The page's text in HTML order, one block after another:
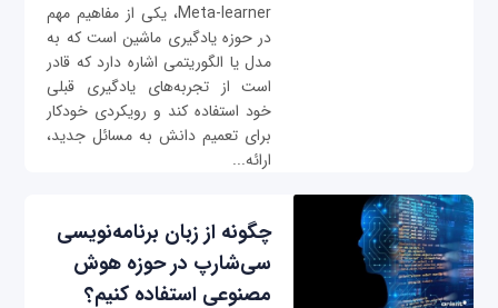
Meta-learner، یکی از مفاهیم مهم
در حوزه یادگیری ماشین است که به
مدل یا الگوریتمی اشاره دارد که قادر
است از تجربه‌های یادگیری قبلی
خود استفاده کند و رویکردی خودکار
برای تعمیم دانش به مسائل جدید،
ارائه...
چگونه از زبان برنامه‌نویسی
سی‌شارپ در حوزه هوش
مصنوعی استفاده کنیم؟